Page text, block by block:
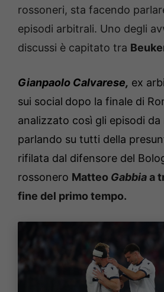
rossoneri, sta facendo
episodi arbitrali. Uno degli
discussi è capitato tra
Gianpaolo Calvarese, ex
sui social dopo la finale di
analizzato così gli episodi da
parlando su tutti della
rifilata dal difensore del
rossonero Matteo Gabbiaa
fine del primo tempo.